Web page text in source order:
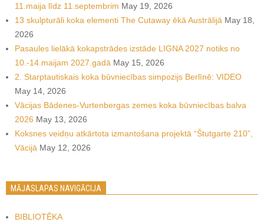
11.maija līdz 11.septembrim May 19, 2026
13 skulpturāli koka elementi The Cutaway ēkā Austrālijā May 18,
2026
Pasaules lielākā kokapstrādes izstāde LIGNA 2027 notiks no
10.-14.maijam 2027.gadā May 15, 2026
2. Starptautiskais koka būvniecības simpozijs Berlīnē: VIDEO
May 14, 2026
Vācijas Bādenes-Vurtenbergas zemes koka būvniecības balva
2026 May 13, 2026
Koksnes veidņu atkārtota izmantošana projektā “Štutgarte 210”,
Vācijā May 12, 2026
MĀJASLAPAS NAVIGĀCIJA
BIBLIOTĒKA